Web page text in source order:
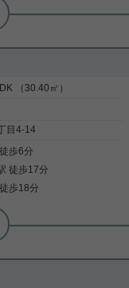
㎡以上の1LDK！
お部屋をご紹介です☆ 定
☆ 廊下に物入、
ットがあり、 本マンショ
アはダブルロックで安
うぞ★ 実用春日ホーム株式
6902-5021
観&内装☆40㎡越
（30.40㎡）
目4-14
歩6分
徒歩17分
歩18分
能☆南西・角部屋